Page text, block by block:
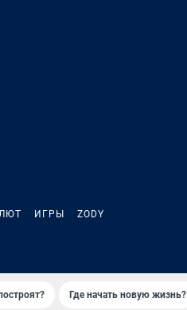
ИГРЫ ZODY
Где начать новую жизнь?